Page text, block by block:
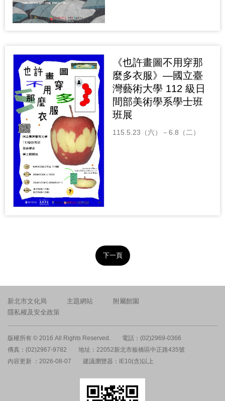
《也許畫圖不用穿那
麼多衣服》—國立臺
灣藝術大學 112 級日
間部美術學系學士班
班展
115.5.23（六）－6.8（二）
下一頁
新北市文化局 主題網站
附屬館園
隱私權及安全政策
版權所有 © 2016 All Rights Reserved.
電話：(02)2969-0366
傳真：(02)2967-9782
地址：22052新北市板橋區中正路435號
內容更新 ：2026-08-07
建議瀏覽器：IE10(含)以上